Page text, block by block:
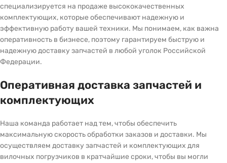
специализируется на продаже высококачественных
комплектующих, которые обеспечивают надежную и
эффективную работу вашей техники. Мы понимаем, как важна
оперативность в бизнесе, поэтому гарантируем быструю и
надежную доставку запчастей в любой уголок Российской
Федерации.
Оперативная доставка запчастей и
комплектующих
Наша команда работает над тем, чтобы обеспечить
максимальную скорость обработки заказов и доставки. Мы
осуществляем доставку запчастей и комплектующих для
вилочных погрузчиков в кратчайшие сроки, чтобы вы могли